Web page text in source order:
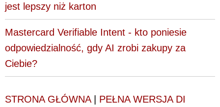
jest lepszy niż karton
Mastercard Verifiable Intent - kto poniesie
odpowiedzialność, gdy AI zrobi zakupy za
Ciebie?
STRONA GŁÓWNA| PEŁNA WERSJA DI